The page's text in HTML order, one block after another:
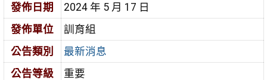
發佈日期
2024 年 5 月 17 日
發佈單位
訓育組
公告類別
最新消息
公告等級
重要